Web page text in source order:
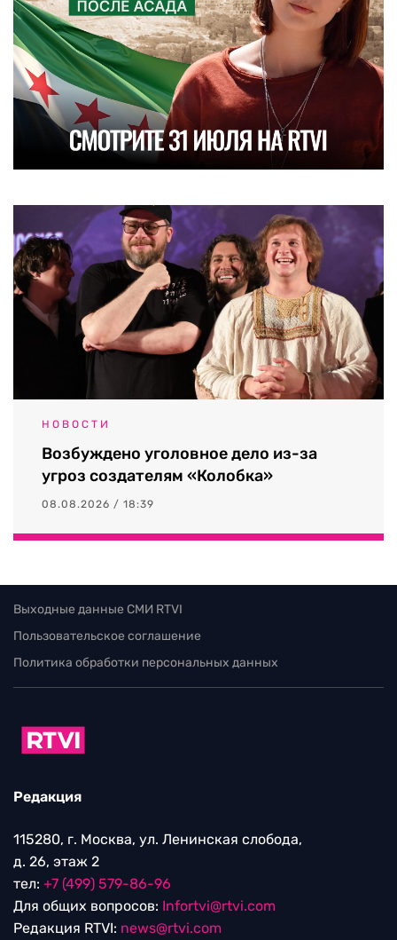
НОВОСТИ
Возбуждено уголовное дело из-за
угроз создателям «Колобка»
08.08.2026 / 18:39
Выходные данные СМИ RTVI
Пользовательское соглашение
Политика обработки персональных данных
Редакция
115280, г. Москва, ул. Ленинская слобода,
д. 26, этаж 2
тел: +7 (499) 579-86-96
Для общих вопросов: Infortvi@rtvi.com
Редакция RTVI: news@rtvi.com